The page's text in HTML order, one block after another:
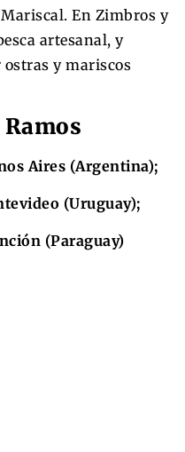
En Zimbros y
artesanal, y
ostras y mariscos
Aires (Argentina);
(Uruguay);
(Paraguay)